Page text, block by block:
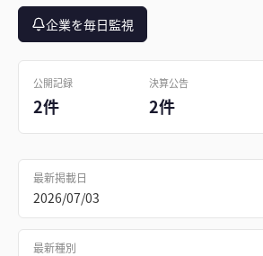
企業を毎日監視
公開記録
2件
決算公告
2件
最新掲載日
2026/07/03
最新種別